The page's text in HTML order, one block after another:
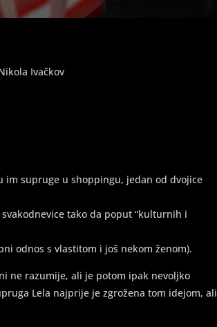
Ivačkov
supruge u shoppingu, jedan od dvojice
tako da poput “kulturnih i
odnos s vlastitom i još nekom ženom).
ne razumije, ali je potom ipak nevoljko
Lela najprije je zgrožena tom idejom, ali